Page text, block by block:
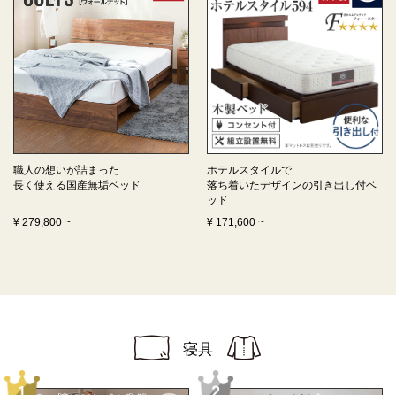
職人の想いが詰まった
長く使える 国産無垢ベッド
¥ 279,800 ~
ホテルスタイルで
落ち着いたデザインの引き出し付ベ
ッド
¥ 171,600 ~
寝具